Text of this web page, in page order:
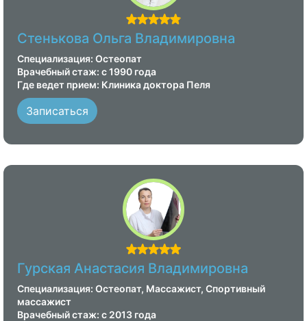
Стенькова Ольга Владимировна
Специализация: Остеопат
Врачебный стаж: с 1990 года
Где ведет прием: Клиника доктора Пеля
Записаться
Гурская Анастасия Владимировна
Специализация: Остеопат, Массажист, Спортивный
массажист
Врачебный стаж: с 2013 года